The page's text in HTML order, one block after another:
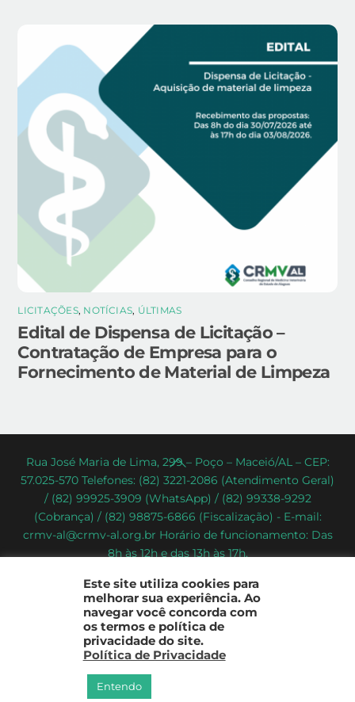
LICITAÇÕES, NOTÍCIAS, ÚLTIMAS
Edital de Dispensa de Licitação –
Contratação de Empresa para o
Fornecimento de Material de Limpeza
Back
To
Top
Rua José Maria de Lima, 299 – Poço – Maceió/AL – CEP:
57.025-570 Telefones: (82) 3221-2086 (Atendimento Geral)
/ (82) 99925-3909 (WhatsApp) / (82) 99338-9292
(Cobrança) / (82) 98875-6866 (Fiscalização) - E-mail:
crmv-al@crmv-al.org.br Horário de funcionamento: Das
8h às 12h e das 13h às 17h.
Estado de Alagoas
2022 - © Todos os direitos reservados
Este site utiliza cookies para
melhorar sua experiência. Ao
navegar você concorda com
os termos e política de
privacidade do site.
Política de Privacidade
Entendo